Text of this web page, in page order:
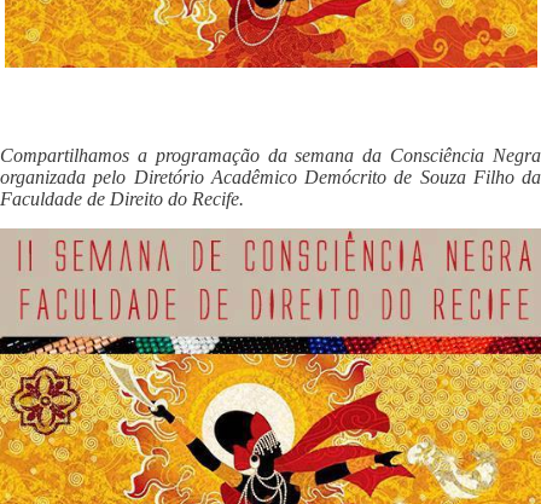
Compartilhamos a programação da semana da Consciência Negra
organizada pelo Diretório Acadêmico Demócrito de Souza Filho da
Faculdade de Direito do Recife.